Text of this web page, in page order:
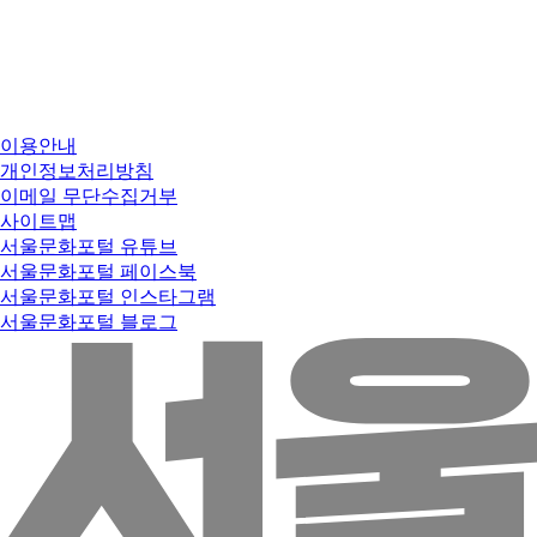
이용안내
개인정보처리방침
이메일 무단수집거부
사이트맵
서울문화포털 유튜브
서울문화포털 페이스북
서울문화포털 인스타그램
서울문화포털 블로그